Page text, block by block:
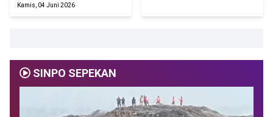
Kamis, 04 Juni 2026
SINPO SEPEKAN